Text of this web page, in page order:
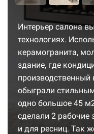
Интерьер салона
технологиях.
керамогранита,
здание, где
производственный
обыграли
одно большое 45
сделали 2 рабочие
и для ресниц. Так